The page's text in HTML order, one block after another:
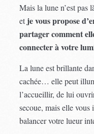
Mais la lune n’est pas
etje vous propose
partager comment
connecter à votre
La lune est brillante
cachée… elle peut
l’accueillir, de lui
secoue, mais elle vous
balancer votre lueur